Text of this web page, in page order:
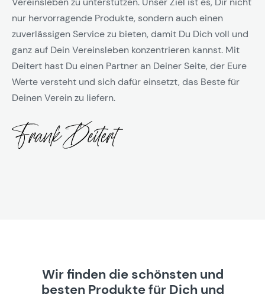
nur hervorragende Produkte, sondern auch einen
zuverlässigen Service zu bieten, damit Du Dich voll und
ganz auf Dein Vereinsleben konzentrieren kannst. Mit
Deitert hast Du einen Partner an Deiner Seite, der Eure
Werte versteht und sich dafür einsetzt, das Beste für
Deinen Verein zu liefern.
Wir finden die schönsten und
besten Produkte für Dich und